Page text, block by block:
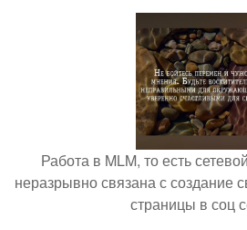
Работа в MLM, то есть
неразрывно связана с создание
страницы в соц